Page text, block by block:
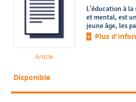
Article
L'éducation à la
et mental, est
jeune âge, les
Plus
Disponible